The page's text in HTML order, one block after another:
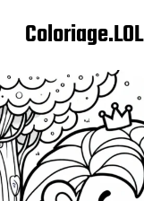
Coloriage.LOL